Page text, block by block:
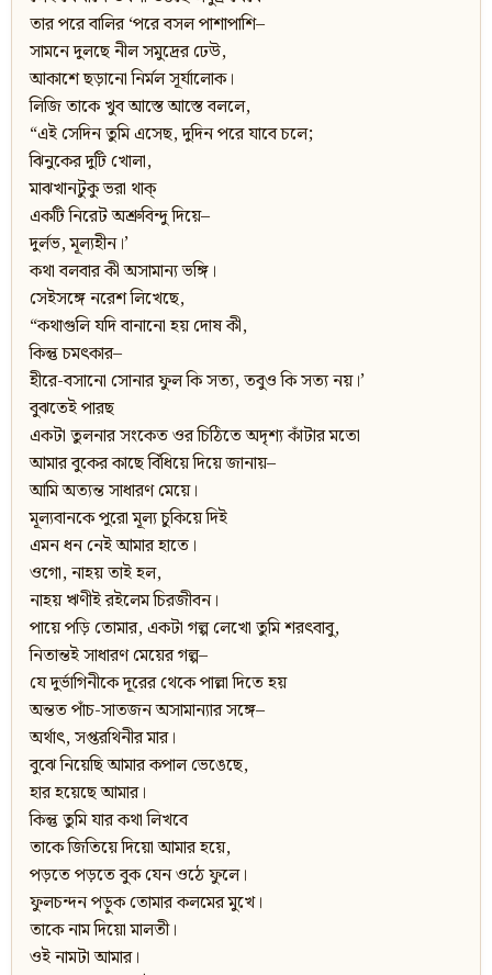
তার পরে বালির ‘পরে বসল পাশাপাশি–
সামনে দুলছে নীল সমুদ্রের ঢেউ,
আকাশে ছড়ানো নির্মল সূর্যালোক।
লিজি তাকে খুব আস্তে আস্তে বললে,
“এই সেদিন তুমি এসেছ, দুদিন পরে যাবে চলে;
ঝিনুকের দুটি খোলা,
মাঝখানটুকু ভরা থাক্‌
একটি নিরেট অশ্রুবিন্দু দিয়ে–
দুর্লভ, মূল্যহীন।’
কথা বলবার কী অসামান্য ভঙ্গি।
সেইসঙ্গে নরেশ লিখেছে,
“কথাগুলি যদি বানানো হয় দোষ কী,
কিন্তু চমৎকার–
হীরে-বসানো সোনার ফুল কি সত্য, তবুও কি সত্য নয়।’
বুঝতেই পারছ
একটা তুলনার সংকেত ওর চিঠিতে অদৃশ্য কাঁটার মতো
আমার বুকের কাছে বিঁধিয়ে দিয়ে জানায়–
আমি অত্যন্ত সাধারণ মেয়ে।
মূল্যবানকে পুরো মূল্য চুকিয়ে দিই
এমন ধন নেই আমার হাতে।
ওগো, নাহয় তাই হল,
নাহয় ঋণীই রইলেম চিরজীবন।
পায়ে পড়ি তোমার, একটা গল্প লেখো তুমি শরৎবাবু,
নিতান্তই সাধারণ মেয়ের গল্প–
যে দুর্ভাগিনীকে দূরের থেকে পাল্লা দিতে হয়
অন্তত পাঁচ-সাতজন অসামান্যার সঙ্গে–
অর্থাৎ, সপ্তরথিনীর মার।
বুঝে নিয়েছি আমার কপাল ভেঙেছে,
হার হয়েছে আমার।
কিন্তু তুমি যার কথা লিখবে
তাকে জিতিয়ে দিয়ো আমার হয়ে,
পড়তে পড়তে বুক যেন ওঠে ফুলে।
ফুলচন্দন পড়ুক তোমার কলমের মুখে।
তাকে নাম দিয়ো মালতী।
ওই নামটা আমার।